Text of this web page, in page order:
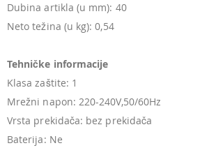
Dubina artikla (u mm): 40
Neto težina (u kg): 0,54
Tehničke informacije
Klasa zaštite: 1
Mrežni napon: 220-240V,50/60Hz
Vrsta prekidača: bez prekidača
Baterija: Ne